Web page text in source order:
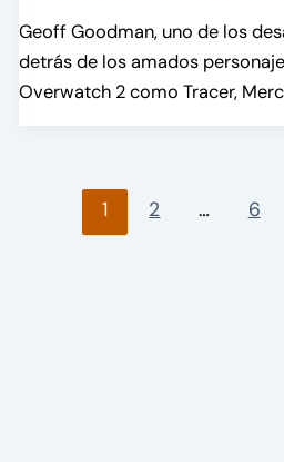
Geoff Goodman, uno de los
detrás de los amados
Overwatch 2 como Tracer,
1 2 … 6